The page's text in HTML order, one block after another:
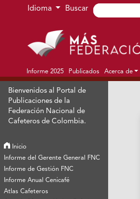
Ir al menú de navegación principal
Ir al contenido principal
Ir al pie de página del sitio
Idioma Buscar
Informe 2025 Publicados Acerca de
Bienvenidos al Portal de
Publicaciones de la
Federación Nacional de
Cafeteros de Colombia.
Inicio
Informe del Gerente General FNC
Informe de Gestión FNC
Informe Anual Cenicafé
Atlas Cafeteros